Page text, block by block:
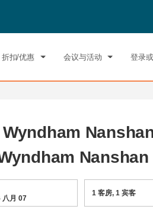
折扣/优惠 会议与活动 登录
八月 07
1 客房,1 宾客